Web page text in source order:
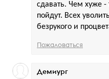
сдавать. Чем хуже
пойдут. Всех
безрукого и
Пожаловаться
Демиург